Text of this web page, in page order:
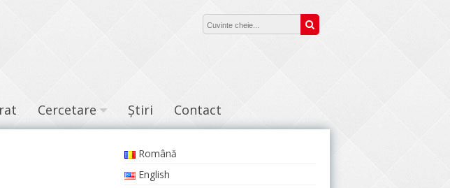
Cercetare Știri Contact
Română
English